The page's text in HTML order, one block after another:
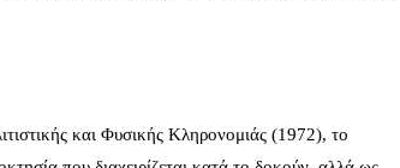
και Φυσικής Κληρονομιάς (1972), το